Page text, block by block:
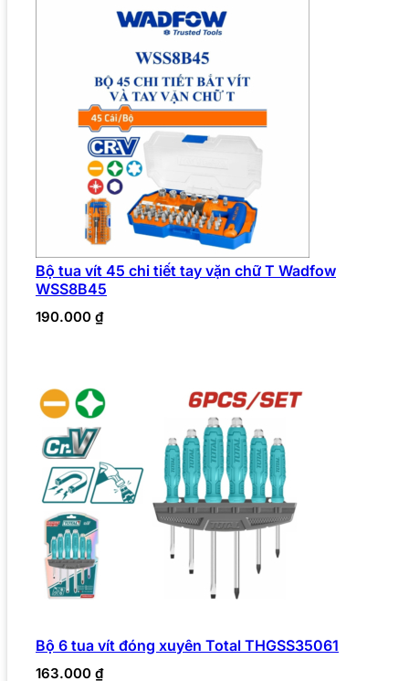
Bộ tua vít 45 chi tiết tay vặn chữ T Wadfow
WSS8B45
190.000 ₫
Bộ 6 tua vít đóng xuyên Total THGSS35061
163.000 ₫